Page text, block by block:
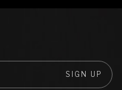
SIGN UP